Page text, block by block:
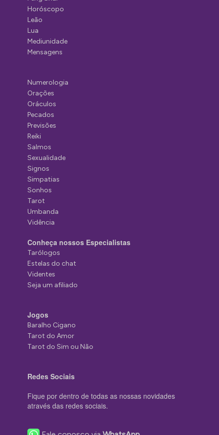
Horóscopo
Leão
Lua
Mediunidade
Mensagens
Numerologia
Orações
Oráculos
Pecados
Previsões
Reiki
Salmos
Sexualidade
Signos
Simpatias
Sonhos
Tarot
Umbanda
Vidência
Conheça nossos Especialistas
Tarólogos
Estelas do chat
Videntes
Seja um afiliado
Jogos
Baralho Cigano
Tarot do Amor
Tarot do Sim ou Não
Redes Sociais
Fique por dentro de todas as nossas novidades
através das redes sociais.